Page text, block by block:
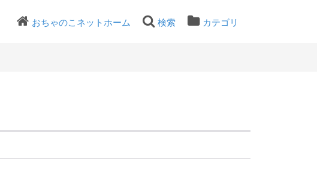
おちゃのこネットホーム 検索 カテゴリ